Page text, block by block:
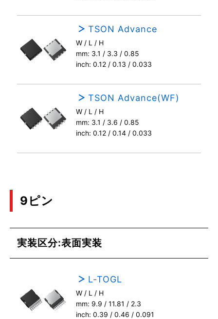
TSON Advance
W / L / H
mm: 3.1 / 3.3 / 0.85
inch: 0.12 / 0.13 / 0.033
TSON Advance(WF)
W / L / H
mm: 3.1 / 3.6 / 0.85
inch: 0.12 / 0.14 / 0.033
9ピン
実装区分:表面実装
L-TOGL
W / L / H
mm: 9.9 / 11.81 / 2.3
inch: 0.39 / 0.46 / 0.091